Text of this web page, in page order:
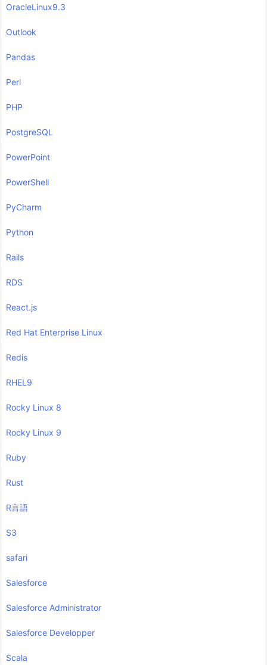
OracleLinux9.3
Outlook
Pandas
Perl
PHP
PostgreSQL
PowerPoint
PowerShell
PyCharm
Python
Rails
RDS
React.js
Red Hat Enterprise Linux
Redis
RHEL9
Rocky Linux 8
Rocky Linux 9
Ruby
Rust
R言語
S3
safari
Salesforce
Salesforce Administrator
Salesforce Developper
Scala